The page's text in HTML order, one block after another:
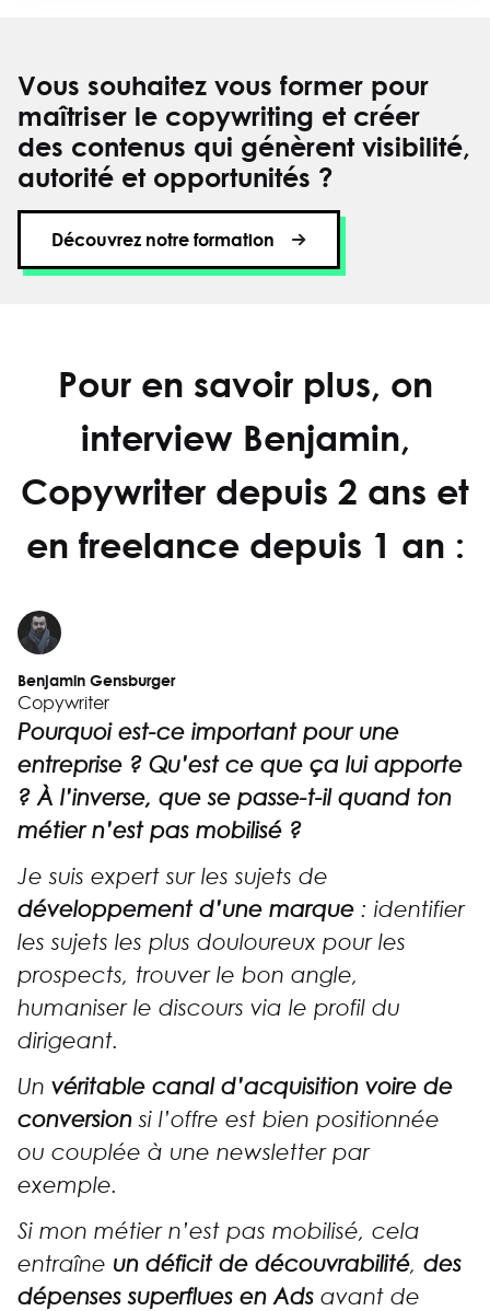
Vous souhaitez vous former pour
maîtriser le copywriting et créer
des contenus qui génèrent visibilité,
autorité et opportunités ?
Découvrez notre formation
Pour en savoir plus, on
interview Benjamin,
Copywriter depuis 2 ans et
en freelance depuis 1 an :
Benjamin Gensburger
Copywriter
Pourquoi est-ce important pour une
entreprise ? Qu’est ce que ça lui apporte
? À l’inverse, que se passe-t-il quand ton
métier n’est pas mobilisé ?
Je suis expert sur les sujets de
développement d’une marque : identifier
les sujets les plus douloureux pour les
prospects, trouver le bon angle,
humaniser le discours via le profil du
dirigeant.
Un véritable canal d’acquisition voire de
conversionsi l’offre est bien positionnée
ou couplée à une newsletter par
exemple.
Si mon métier n’est pas mobilisé, cela
entraîne un déficit de découvrabilité, des
dépenses superflues en Ads avant de